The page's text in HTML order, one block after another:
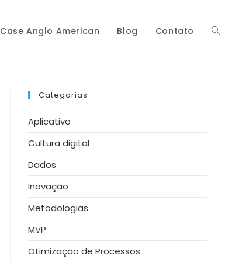
Case Anglo American Blog Contato Alternar
Categorias
Aplicativo
Cultura digital
Dados
Inovação
Metodologias
MVP
Otimização de Processos